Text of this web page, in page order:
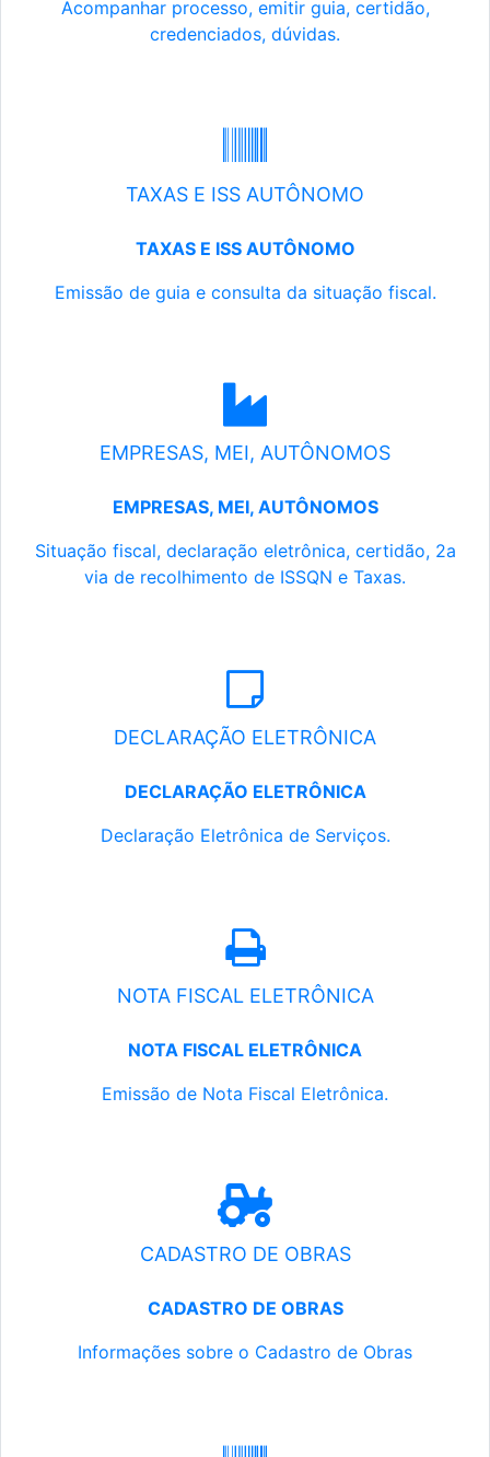
Acompanhar processo, emitir guia, certidão,
credenciados, dúvidas.
TAXAS E ISS AUTÔNOMO
TAXAS E ISS AUTÔNOMO
Emissão de guia e consulta da situação fiscal.
EMPRESAS, MEI, AUTÔNOMOS
EMPRESAS, MEI, AUTÔNOMOS
Situação fiscal, declaração eletrônica, certidão, 2a
via de recolhimento de ISSQN e Taxas.
DECLARAÇÃO ELETRÔNICA
DECLARAÇÃO ELETRÔNICA
Declaração Eletrônica de Serviços.
NOTA FISCAL ELETRÔNICA
NOTA FISCAL ELETRÔNICA
Emissão de Nota Fiscal Eletrônica.
CADASTRO DE OBRAS
CADASTRO DE OBRAS
Informações sobre o Cadastro de Obras